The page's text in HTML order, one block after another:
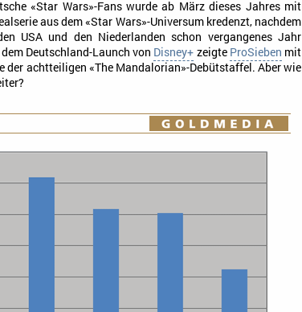
«Star Wars»-Fans wurde ab März dieses Jahres mit
aus dem «Star Wars»-Universum kredenzt, nachdem
USA und den Niederlanden schon vergangenes Jahr
Deutschland-Launch von Disney+ zeigte ProSieben mit
der achtteiligen «The Mandalorian»-Debütstaffel. Aber wie